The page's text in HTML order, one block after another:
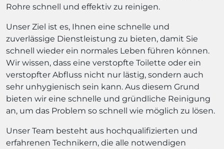
Rohre schnell und effektiv zu reinigen.
Unser Ziel ist es, Ihnen eine schnelle und
zuverlässige Dienstleistung zu bieten, damit Sie
schnell wieder ein normales Leben führen können.
Wir wissen, dass eine verstopfte Toilette oder ein
verstopfter Abfluss nicht nur lästig, sondern auch
sehr unhygienisch sein kann. Aus diesem Grund
bieten wir eine schnelle und gründliche Reinigung
an, um das Problem so schnell wie möglich zu lösen.
Unser Team besteht aus hochqualifizierten und
erfahrenen Technikern, die alle notwendigen